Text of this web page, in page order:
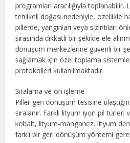
programları aracılığıyla
tehlikeli doğası nedeniyle, özellikle
pillerde, yangınları veya sızıntıları
sırasında dikkatli bir şekilde ele
dönüşüm merkezlerine güvenli bir
sağlamak için özel toplama
protokolleri kullanılmaktadır.
Sıralama ve ön işleme
Piller geri dönüşüm tesisine
sıralanır. Farklı lityum iyon pil türleri
kobalt, lityum-manganez, lityum
farklı bir geri dönüşüm yöntemi